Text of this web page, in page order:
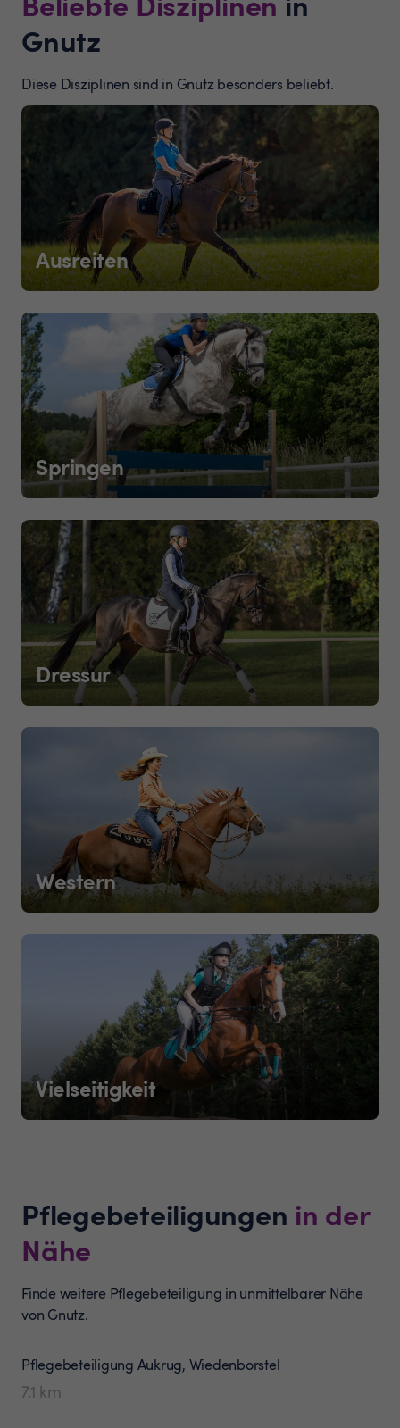
Gnutz
Diese Disziplinen sind in Gnutz besonders beliebt.
Ausreiten
Springen
Dressur
Western
Vielseitigkeit
Pflegebeteiligungen in der
Nähe
Finde weitere Pflegebeteiligung in unmittelbarer Nähe
von Gnutz.
Pflegebeteiligung Aukrug, Wiedenborstel
7.1 km